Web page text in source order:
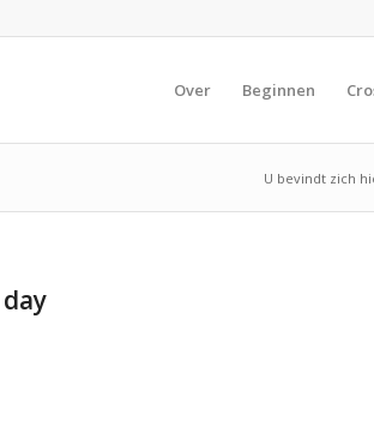
Over Beginnen
U bevindt zich